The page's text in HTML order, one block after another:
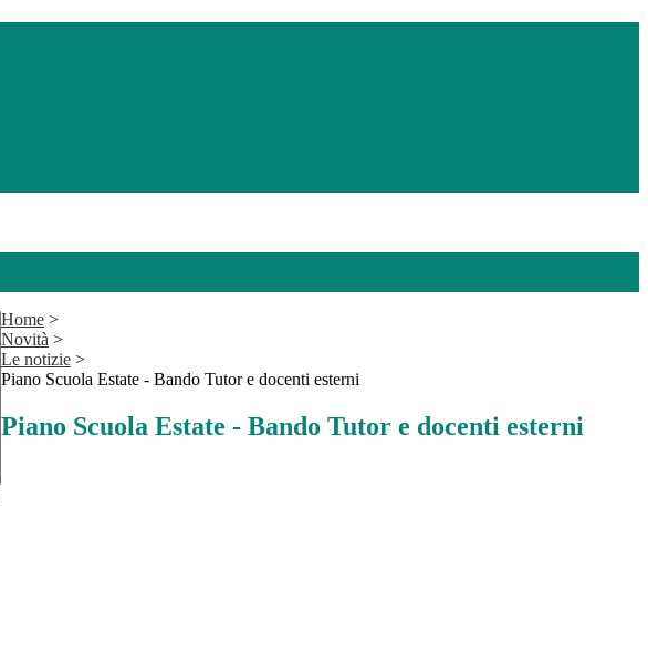
Home >
Novità >
Le notizie >
Piano Scuola Estate - Bando Tutor e docenti esterni
Piano Scuola Estate - Bando Tutor e docenti esterni